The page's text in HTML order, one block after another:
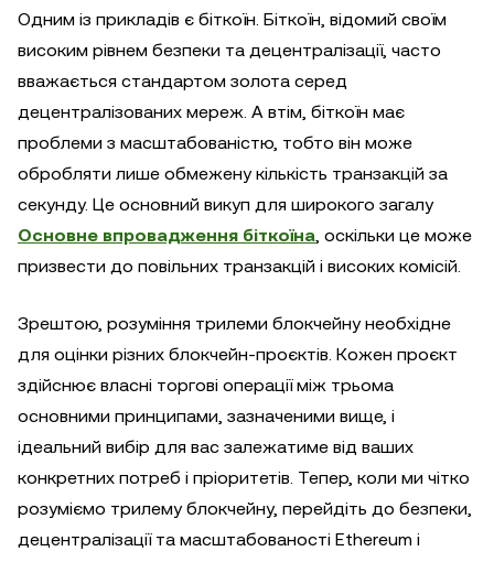
Одним із прикладів є біткоїн. Біткоїн, відомий своїм
високим рівнем безпеки та децентралізації, часто
вважається стандартом золота серед
децентралізованих мереж. А втім, біткоїн має
проблеми з масштабованістю, тобто він може
обробляти лише обмежену кількість транзакцій за
секунду. Це основний викуп для широкого загалу
Основне впровадження біткоїна, оскільки це може
призвести до повільних транзакцій і високих комісій.
Зрештою, розуміння трилеми блокчейну необхідне
для оцінки різних блокчейн-проєктів. Кожен проєкт
здійснює власні торгові операції між трьома
основними принципами, зазначеними вище, і
ідеальний вибір для вас залежатиме від ваших
конкретних потреб і пріоритетів. Тепер, коли ми чітко
розуміємо трилему блокчейну, перейдіть до безпеки,
децентралізації та масштабованості Ethereum і